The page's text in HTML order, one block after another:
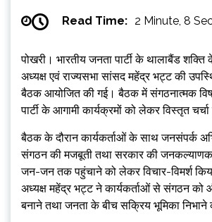
Read Time: 2 Minute, 8
पोखरी। भारतीय जनता पार्टी के थालाबैंड
अध्यक्ष एवं राज्यसभा सांसद महेंद्र भट्ट की
बैठक आयोजित की गई। बैठक में संगठनात्मक
पार्टी के आगामी कार्यक्रमों को लेकर विस्तृत
बैठक के दौरान कार्यकर्ताओं के साथ जनसंपर्क
संगठन की मजबूती तथा सरकार की
जन-जन तक पहुंचाने को लेकर विचार-विमर्श
अध्यक्ष महेंद्र भट्ट ने कार्यकर्ताओं से संगठन
बनाने तथा जनता के बीच सक्रिय भूमिका निभाने